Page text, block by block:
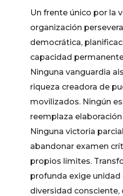
Un frente único por la
organización
democrática,
capacidad
Ninguna vanguardia
riqueza creadora de
movilizados. Ningún
reemplaza
Ninguna victoria
abandonar examen
propios límites.
profunda exige
diversidad consciente,